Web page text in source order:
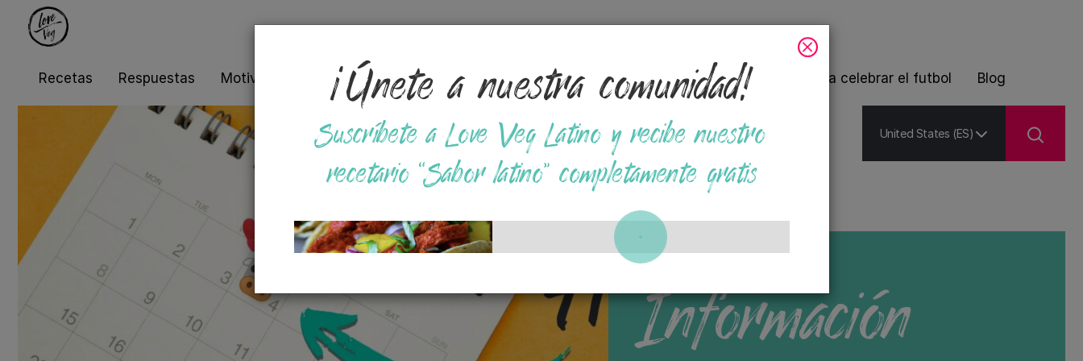
Recetas Respuestas Motivos Salud Tips Opciones en Supermercados Recetas a base de plantas para celebrar el futbol Blog
United States (ES)
Información
¡Únete a nuestra comunidad!
Suscríbete a Love Veg Latino y recibe nuestro
recetario “Sabor latino” completamente gratis